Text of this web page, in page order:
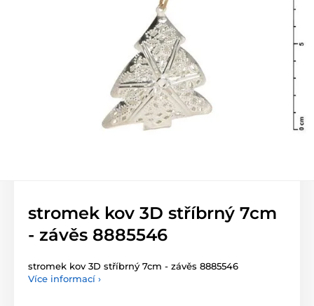
stromek kov 3D stříbrný 7cm
- závěs 8885546
stromek kov 3D stříbrný 7cm - závěs 8885546
Více informací ›